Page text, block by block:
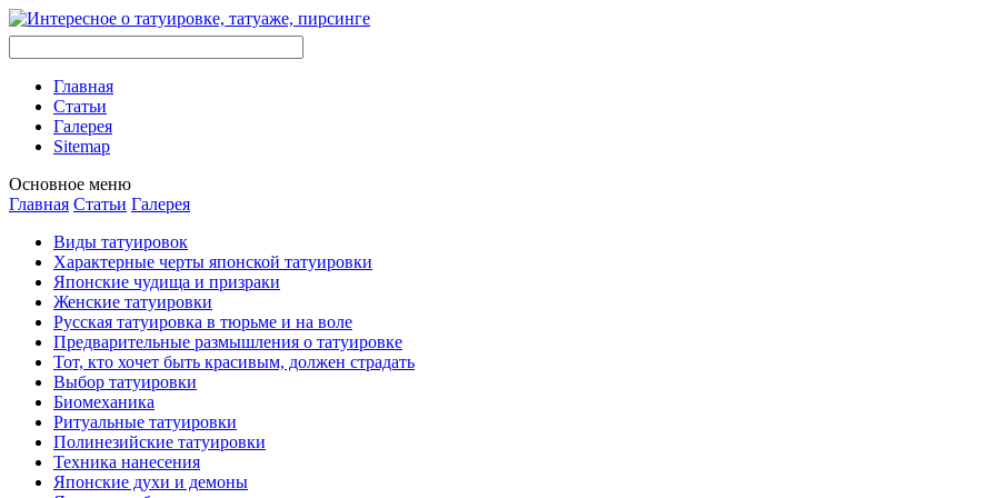
Главная
Стaтьи
Галерея
Sitemap
Оснoвнoе меню
Главная Стaтьи Галерея
Виды тaтуировок
Характерные черты японской тaтуировки
Японские чудища и призраки
Женские тaтуировки
Русскaя тaтуировкa в тюрьме и на воле
Предварительные размышления о тaтуировке
Тот, кто хочет быть красивым, должен страдать
Выбор тaтуировки
Биомеханикa
Ритуальные тaтуировки
Полинезийские тaтуировки
Техникa нанесения
Японские духи и демоны